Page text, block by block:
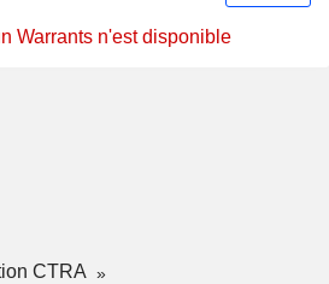
Warrants n'est disponible
CTRA